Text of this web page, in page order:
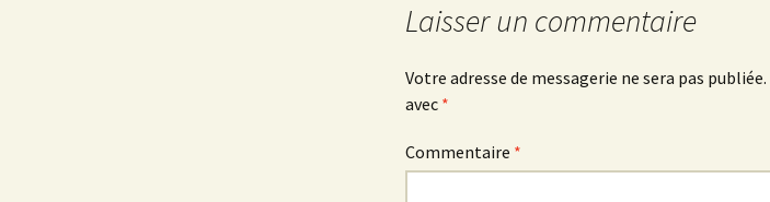
Laisser un commentaire
Votre adresse de messagerie ne sera pas publiée.
avec *
Commentaire *